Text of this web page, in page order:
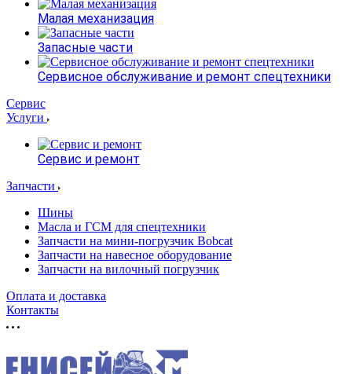
Малая механизация
Запасные части
Сервисное обслуживание и ремонт спецтехники
Сервис
Услуги
Сервис и ремонт
Запчасти
Шины
Масла и ГСМ для спецтехники
Запчасти на мини-погрузчик Bobcat
Запчасти на навесное оборудование
Запчасти на вилочный погрузчик
Оплата и доставка
Контакты